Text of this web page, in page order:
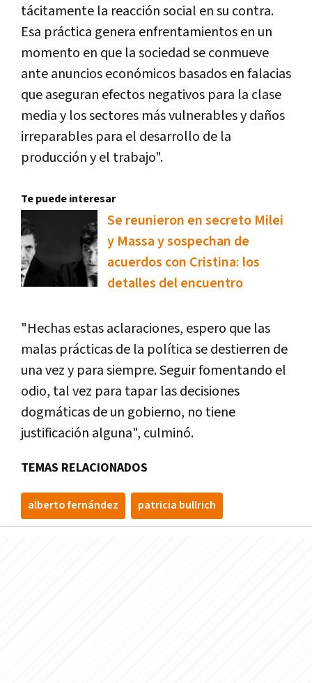
tácitamente la reacción social en su contra.
Esa práctica genera enfrentamientos en un
momento en que la sociedad se conmueve
ante anuncios económicos basados en falacias
que aseguran efectos negativos para la clase
media y los sectores más vulnerables y daños
irreparables para el desarrollo de la
producción y el trabajo".
Te puede interesar
Se reunieron en secreto Milei
y Massa y sospechan de
acuerdos con Cristina: los
detalles del encuentro
"Hechas estas aclaraciones, espero que las
malas prácticas de la política se destierren de
una vez y para siempre. Seguir fomentando el
odio, tal vez para tapar las decisiones
dogmáticas de un gobierno, no tiene
justificación alguna", culminó.
TEMAS RELACIONADOS
alberto fernández patricia bullrich